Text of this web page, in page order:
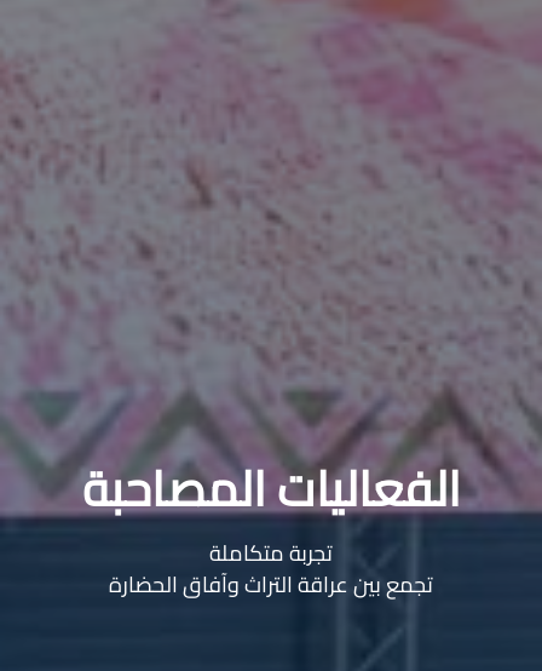
الفعاليات المصاحبة
تجربة متكاملة
تجمع بين عراقة التراث وآفاق الحضارة